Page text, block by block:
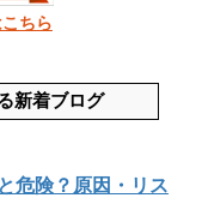
ちら
新着ブログ
危険？原因・リス